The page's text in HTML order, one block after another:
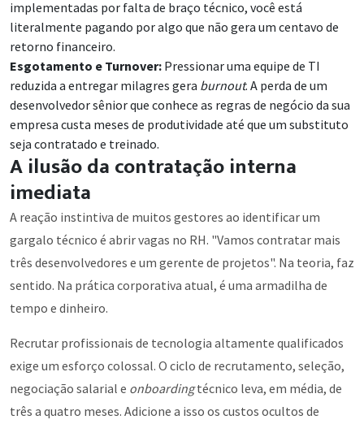
implementadas por falta de braço técnico, você está
literalmente pagando por algo que não gera um centavo de
retorno financeiro.
Esgotamento e Turnover: Pressionar uma equipe de TI
reduzida a entregar milagres gera burnout. A perda de um
desenvolvedor sênior que conhece as regras de negócio da sua
empresa custa meses de produtividade até que um substituto
seja contratado e treinado.
A ilusão da contratação interna
imediata
A reação instintiva de muitos gestores ao identificar um
gargalo técnico é abrir vagas no RH. "Vamos contratar mais
três desenvolvedores e um gerente de projetos". Na teoria, faz
sentido. Na prática corporativa atual, é uma armadilha de
tempo e dinheiro.
Recrutar profissionais de tecnologia altamente qualificados
exige um esforço colossal. O ciclo de recrutamento, seleção,
negociação salarial e onboardingtécnico leva, em média, de
três a quatro meses. Adicione a isso os custos ocultos de